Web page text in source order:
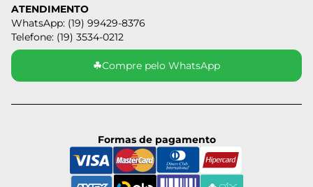
ATENDIMENTO
WhatsApp: (19) 99429-8376
Telefone: (19) 3534-0212
☘Compre pelo WhatsApp
Formas de pagamento